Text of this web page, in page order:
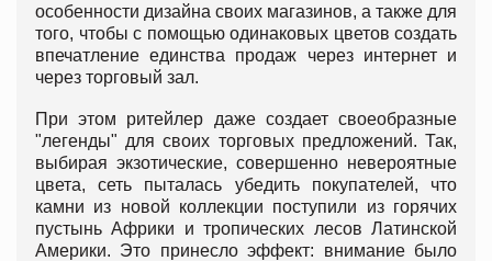
особенности дизайна своих магазинов, а также для
того, чтобы с помощью одинаковых цветов создать
впечатление единства продаж через интернет и
через торговый зал.
При этом ритейлер даже создает своеобразные
"легенды" для своих торговых предложений. Так,
выбирая экзотические, совершенно невероятные
цвета, сеть пыталась убедить покупателей, что
камни из новой коллекции поступили из горячих
пустынь Африки и тропических лесов Латинской
Америки. Это принесло эффект: внимание было